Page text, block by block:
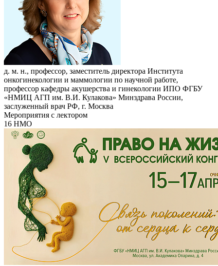
д. м. н., профессор, заместитель директора Института
онкогинекологии и маммологии по научной работе,
профессор кафедры акушерства и гинекологии ИПО ФГБУ
«НМИЦ АГП им. В.И. Кулакова» Минздрава России,
заслуженный врач РФ, г. Москва
Мероприятия с лектором
16 НМО